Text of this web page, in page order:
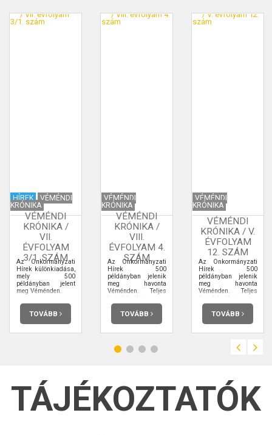
HÍREK
VÉMÉNDI
KRÓNIKA
VÉMÉNDI
KRÓNIKA /
VII.
ÉVFOLYAM
3/1. SZÁM
Az Önkormányzati
Hírek különkiadása,
mely 500
példányban jelent
meg Véménden.
TOVÁBB
VÉMÉNDI
KRÓNIKA
VÉMÉNDI
KRÓNIKA /
VIII.
ÉVFOLYAM 4.
SZÁM
Az Önkormányzati
Hírek 500
példányban jelenik
meg havonta
Véménden. Teljes
terjedelmében
elolvashatja.
TOVÁBB
VÉMÉNDI
KRÓNIKA
VÉMÉNDI
KRÓNIKA / V.
ÉVFOLYAM
12. SZÁM
Az Önkormányzati
Hírek 500
példányban jelenik
meg havonta
Véménden. Teljes
terjedelmében
elolvashatja.
TOVÁBB
TÁJÉKOZTATÓK